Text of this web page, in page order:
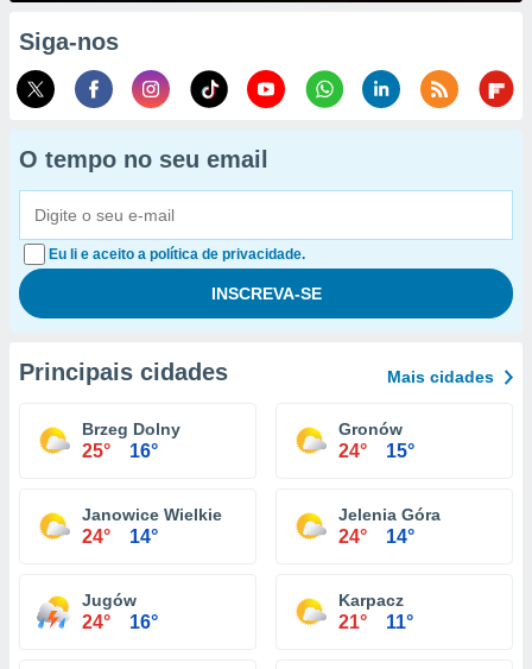
Siga-nos
O tempo no seu email
Eu li e aceito a política de privacidade.
Principais cidades Mais cidades
Brzeg Dolny
25° 16°
Gronów
24° 15°
Janowice Wielkie
24° 14°
Jelenia Góra
24° 14°
Jugów
24° 16°
Karpacz
21° 11°